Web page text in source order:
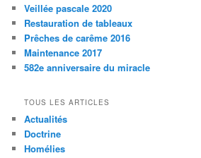
Veillée pascale 2020
Restauration de tableaux
Prêches de carême 2016
Maintenance 2017
582e anniversaire du miracle
TOUS LES ARTICLES
Actualités
Doctrine
Homélies